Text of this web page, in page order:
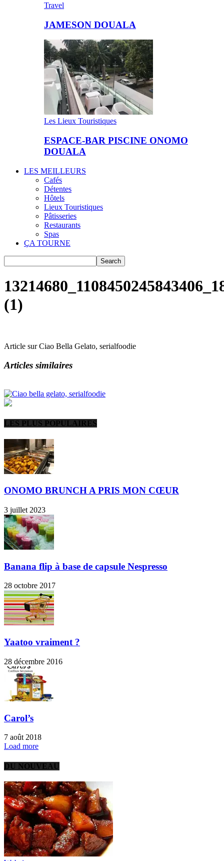
Travel
JAMESON DOUALA
Les Lieux Touristiques
ESPACE-BAR PISCINE ONOMO
DOUALA
LES MEILLEURS
Cafés
Détentes
Hôtels
Lieux Touristiques
Pâtisseries
Restaurants
Spas
ÇA TOURNE
(1)
Article sur Ciao Bella Gelato, serialfoodie
Articles similaires
LES PLUS POPULAIRES
ONOMO BRUNCH A PRIS MON CŒUR
3 juillet 2023
Banana flip à base de capsule Nespresso
28 octobre 2017
Yaatoo vraiment ?
28 décembre 2016
Carol’s
7 août 2018
Load more
DU NOUVEAU